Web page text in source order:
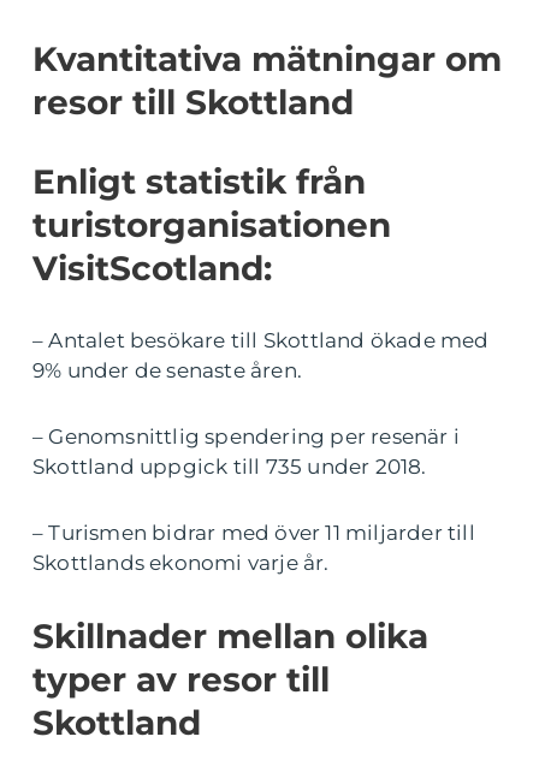
Kvantitativa mätningar om
resor till Skottland
Enligt statistik från
turistorganisationen
VisitScotland:
– Antalet besökare till Skottland ökade med
9% under de senaste åren.
– Genomsnittlig spendering per resenär i
Skottland uppgick till 735 under 2018.
– Turismen bidrar med över 11 miljarder till
Skottlands ekonomi varje år.
Skillnader mellan olika
typer av resor till
Skottland